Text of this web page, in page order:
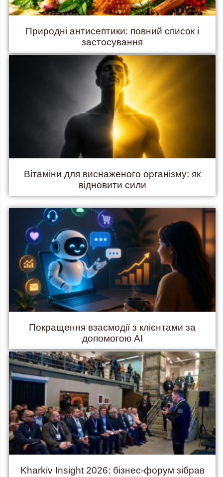
Природні антисептики: повний список і
застосування
Вітаміни для виснаженого організму: як
відновити сили
Покращення взаємодії з клієнтами за
допомогою AI
Kharkiv Insight 2026: бізнес-форум зібрав